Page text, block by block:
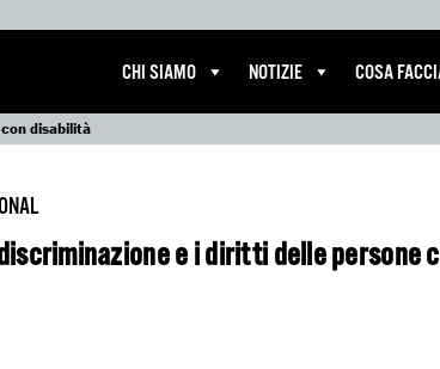
CHI SIAMO NOTIZIE COSA
disabilità
e i diritti delle persone